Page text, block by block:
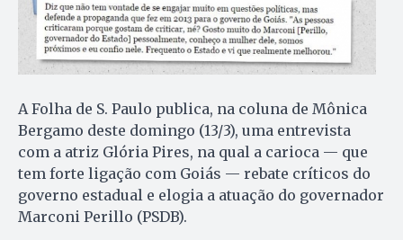
A Folha de S. Paulo publica, na coluna de Mônica
Bergamo deste domingo (13/3), uma entrevista
com a atriz Glória Pires, na qual a carioca — que
tem forte ligação com Goiás — rebate críticos do
governo estadual e elogia a atuação do governador
Marconi Perillo (PSDB).